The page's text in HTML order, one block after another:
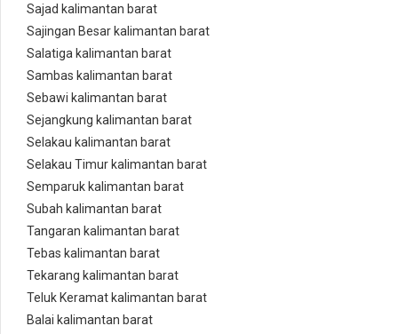
Sajad kalimantan barat
Sajingan Besar kalimantan barat
Salatiga kalimantan barat
Sambas kalimantan barat
Sebawi kalimantan barat
Sejangkung kalimantan barat
Selakau kalimantan barat
Selakau Timur kalimantan barat
Semparuk kalimantan barat
Subah kalimantan barat
Tangaran kalimantan barat
Tebas kalimantan barat
Tekarang kalimantan barat
Teluk Keramat kalimantan barat
Balai kalimantan barat